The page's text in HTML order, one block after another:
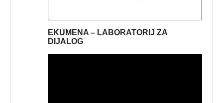
EKUMENA – LABORATORIJ ZA
DIJALOG